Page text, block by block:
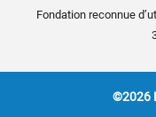
Fondation reconnue
©2026